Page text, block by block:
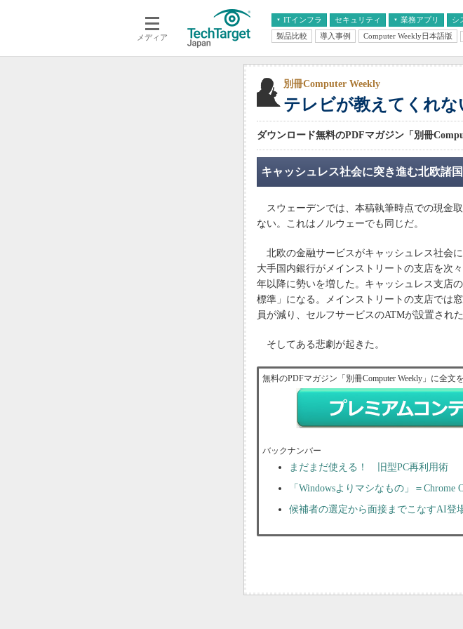
メディア
ITインフラ
クラウド
セキュリティ 業務アプリ
エンタープライズAI
ERP
データ分析
情報系システム
シ
経営とIT 医療IT
製品比較 導入事例 Computer Weekly日本語版
テレビが教えてくれ
別冊Computer Weekly
ダウンロード無料のPDFマガジン「別冊
キャッシュレス社会に突き進む北欧諸
スウェーデンでは、本稿執筆時点での現金
ない。これはノルウェーでも同じだ。
北欧の金融サービスがキャッシュレス社会に
大手国内銀行がメインストリートの支店を次
年以降に勢いを増した。キャッシュレス支店
標準」になる。メインストリートの支店では
員が減り、セルフサービスのATMが設置された
そしてある悲劇が起きた。
無料のPDFマガジン「別冊Computer Weekly」に全文
バックナンバー
まだまだ使える！ 旧型PC再利用術
「Windowsよりマシなもの」＝Chrome
候補者の選定から面接までこなすAI登